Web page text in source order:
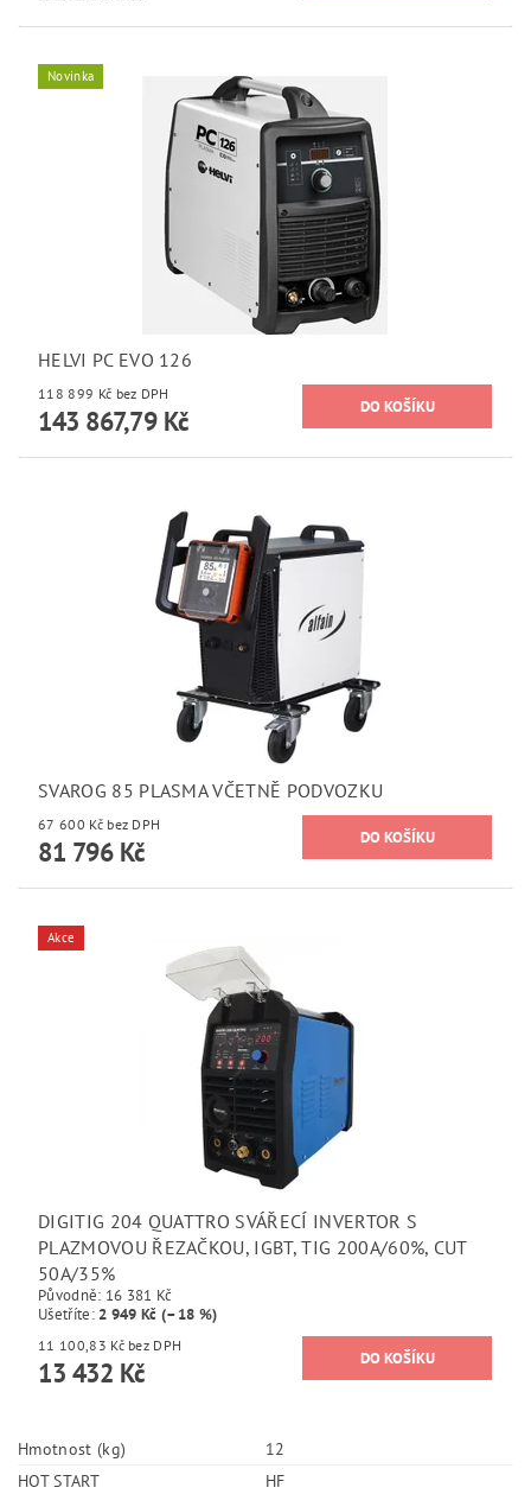
Novinka
HELVI PC EVO 126
118 899 Kč bez DPH
143 867,79 Kč
SVAROG 85 PLASMA VČETNĚ PODVOZKU
67 600 Kč bez DPH
81 796 Kč
Akce
DIGITIG 204 QUATTRO SVÁŘECÍ INVERTOR S
PLAZMOVOU ŘEZAČKOU, IGBT, TIG 200A/60%, CUT
50A/35%
Původně: 16 381 Kč
Ušetříte: 2 949 Kč (–18 %)
11 100,83 Kč bez DPH
13 432 Kč
Hmotnost (kg)
12
HOT START
HF